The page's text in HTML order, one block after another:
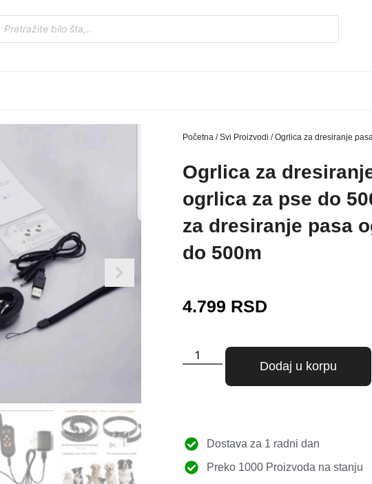
Početna /Svi Proizvodi / Ogrlica za dresiranje
Ogrlica za
ogrlica za pse do
za dresiranje pasa
do 500m
4.799 RSD
Dodaj u korpu
Dostava za 1 radni dan
Preko 1000 Proizvoda na stanju